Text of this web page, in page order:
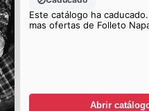
Este catálogo ha
mas ofertas de Folleto
Abrir